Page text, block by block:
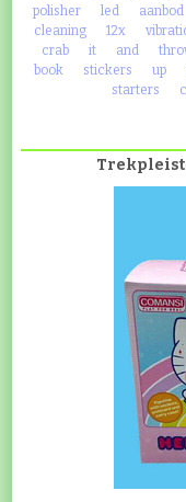
polisher
led aanbod
cleaning
12x
crab
it and
book
stickers up
starters